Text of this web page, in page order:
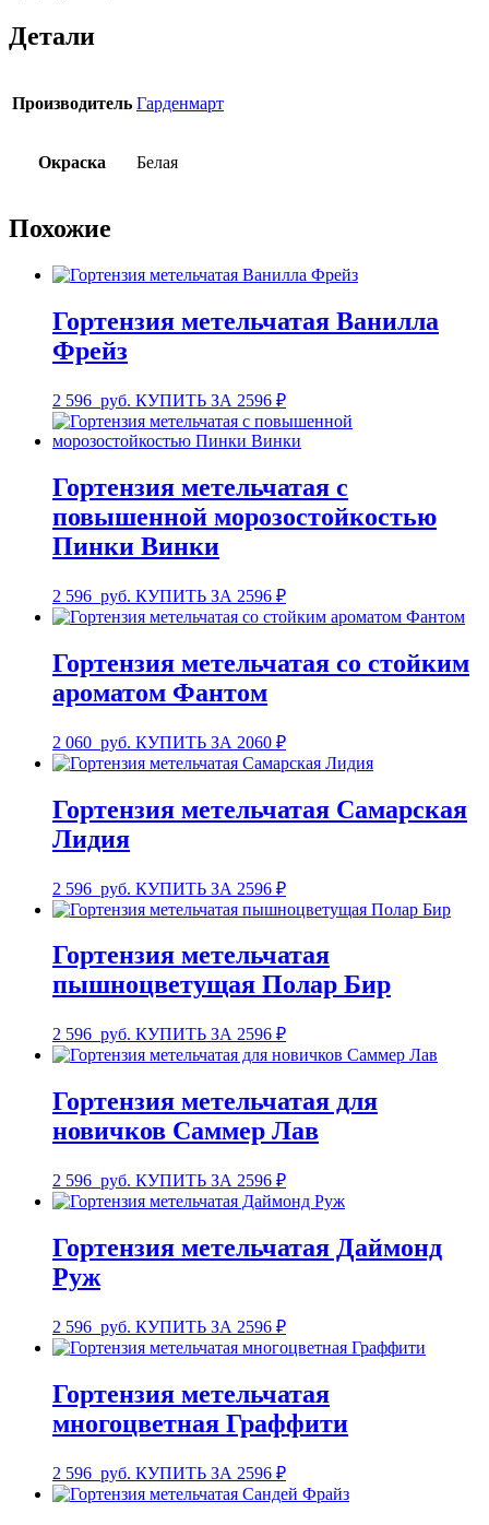
Детали
Производитель Гарденмарт
Окраска Белая
Похожие
Гортензия метельчатая Ванилла
Фрейз
2 596 руб. КУПИТЬ ЗА 2596 ₽
Гортензия метельчатая с
повышенной морозостойкостью
Пинки Винки
2 596 руб. КУПИТЬ ЗА 2596 ₽
Гортензия метельчатая со стойким
ароматом Фантом
2 060 руб. КУПИТЬ ЗА 2060 ₽
Гортензия метельчатая Самарская
Лидия
2 596 руб. КУПИТЬ ЗА 2596 ₽
Гортензия метельчатая
пышноцветущая Полар Бир
2 596 руб. КУПИТЬ ЗА 2596 ₽
Гортензия метельчатая для
новичков Саммер Лав
2 596 руб. КУПИТЬ ЗА 2596 ₽
Гортензия метельчатая Даймонд
Руж
2 596 руб. КУПИТЬ ЗА 2596 ₽
Гортензия метельчатая
многоцветная Граффити
2 596 руб. КУПИТЬ ЗА 2596 ₽